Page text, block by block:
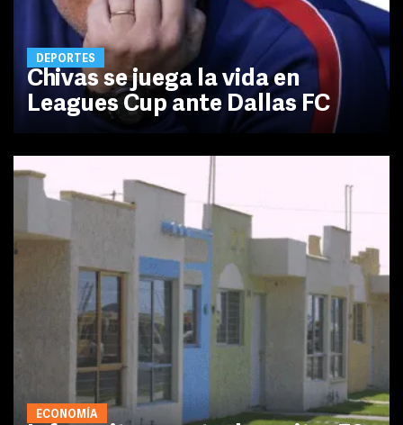
DEPORTES
Chivas se juega la vida en
Leagues Cup ante Dallas FC
ECONOMÍA